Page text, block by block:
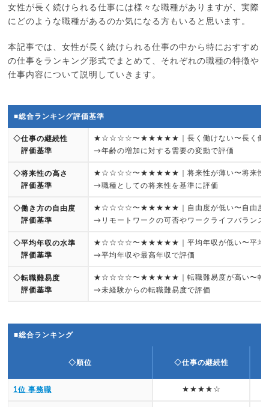
女性が長く続けられる仕事には様々な職種がありますが、実際
にどのような職種があるのか気になる方もいると思います。
本記事では、女性が長く続けられる仕事の中から特におすすめ
の仕事をランキング形式でまとめて、それぞれの職種の特徴や
仕事内容について説明していきます。
■総合ランキング評価基準
◇仕事の継続性
評価基準
★☆☆☆☆〜★★★★★｜長く働けない〜長く働
→年齢の増加に対する需要の変動で評価
◇将来性の高さ
評価基準
★☆☆☆☆〜★★★★★｜将来性が薄い〜将来性
→職種としての将来性を基準に評価
◇働き方の自由度
評価基準
★☆☆☆☆〜★★★★★｜自由度が低い〜自由度
→リモートワークの可否やワークライフバランス
◇平均年収の水準
評価基準
★☆☆☆☆〜★★★★★｜平均年収が低い〜平均年
→平均年収や最高年収で評価
◇転職難易度
評価基準
★☆☆☆☆〜★★★★★｜転職難易度が高い〜転職
→未経験からの転職難易度で評価
■総合ランキング
◇順位 ◇仕事の継続性
1位 事務職 ★★★★☆